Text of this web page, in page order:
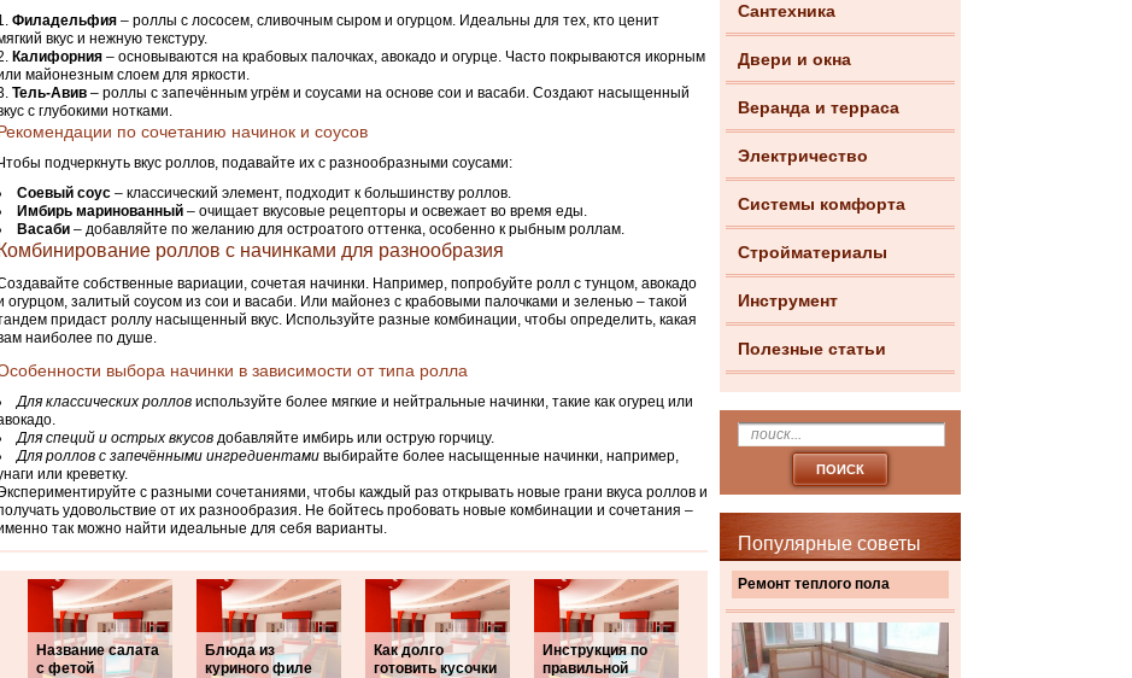
Сантехника
Двери и окна
Веранда и терраса
Электричество
Системы комфорта
Стройматериалы
Инструмент
Полезные статьи
Популярные советы
Ремонт теплого пола
Филадельфия – роллы с лососем, сливочным сыром и огурцом. Идеальны для тех, кто ценит
вкус и нежную текстуру.
Калифорния – основываются на крабовых палочках, авокадо и огурце. Часто покрываются икорным
майонезным слоем для яркости.
Тель-Авив – роллы с запечённым угрём и соусами на основе сои и васаби. Создают насыщенный
с глубокими нотками.
по сочетанию начинок и соусов
подчеркнуть вкус роллов, подавайте их с разнообразными соусами:
Соевый соус – классический элемент, подходит к большинству роллов.
Имбирь маринованный – очищает вкусовые рецепторы и освежает во время еды.
Васаби – добавляйте по желанию для остроатого оттенка, особенно к рыбным роллам.
Комбинирование роллов с начинками для разнообразия
собственные вариации, сочетая начинки. Например, попробуйте ролл с тунцом, авокадо
огурцом, залитый соусом из сои и васаби. Или майонез с крабовыми палочками и зеленью – такой
придаст роллу насыщенный вкус. Используйте разные комбинации, чтобы определить, какая
наиболее по душе.
выбора начинки в зависимости от типа ролла
Для классических роллов используйте более мягкие и нейтральные начинки, такие как огурец или
Для специй и острых вкусов добавляйте имбирь или острую горчицу.
Для роллов с запечёнными ингредиентами выбирайте более насыщенные начинки, например,
или креветку.
с разными сочетаниями, чтобы каждый раз открывать новые грани вкуса роллов и
удовольствие от их разнообразия. Не бойтесь пробовать новые комбинации и сочетания –
так можно найти идеальные для себя варианты.
Название салата
с фетой
Блюда из
куриного филе
Как долго
готовить кусочки
Инструкция по
правильной